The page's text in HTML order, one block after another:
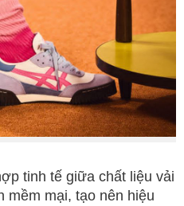
tinh tế giữa chất liệu vải
mềm mại, tạo nên hiệu